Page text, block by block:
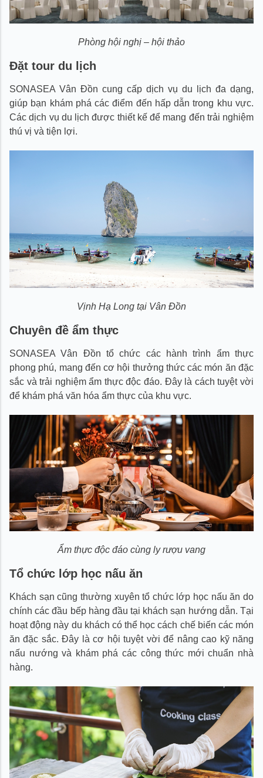
Phòng hội nghị – hội thảo
Đặt tour du lịch
SONASEA Vân Đồn cung cấp dịch vụ du lịch đa dạng,
giúp bạn khám phá các điểm đến hấp dẫn trong khu vực.
Các dịch vụ du lịch được thiết kế để mang đến trải nghiệm
thú vị và tiện lợi.
Vịnh Hạ Long tại Vân Đồn
Chuyên đề ẩm thực
SONASEA Vân Đồn tổ chức các hành trình ẩm thực
phong phú, mang đến cơ hội thưởng thức các món ăn đặc
sắc và trải nghiệm ẩm thực độc đáo. Đây là cách tuyệt vời
để khám phá văn hóa ẩm thực của khu vực.
Ẩm thực độc đáo cùng ly rượu vang
Tổ chức lớp học nấu ăn
Khách sạn cũng thường xuyên tổ chức lớp học nấu ăn do
chính các đầu bếp hàng đầu tại khách sạn hướng dẫn. Tại
hoạt động này du khách có thể học cách chế biến các món
ăn đặc sắc. Đây là cơ hội tuyệt vời để nâng cao kỹ năng
nấu nướng và khám phá các công thức mới chuẩn nhà
hàng.